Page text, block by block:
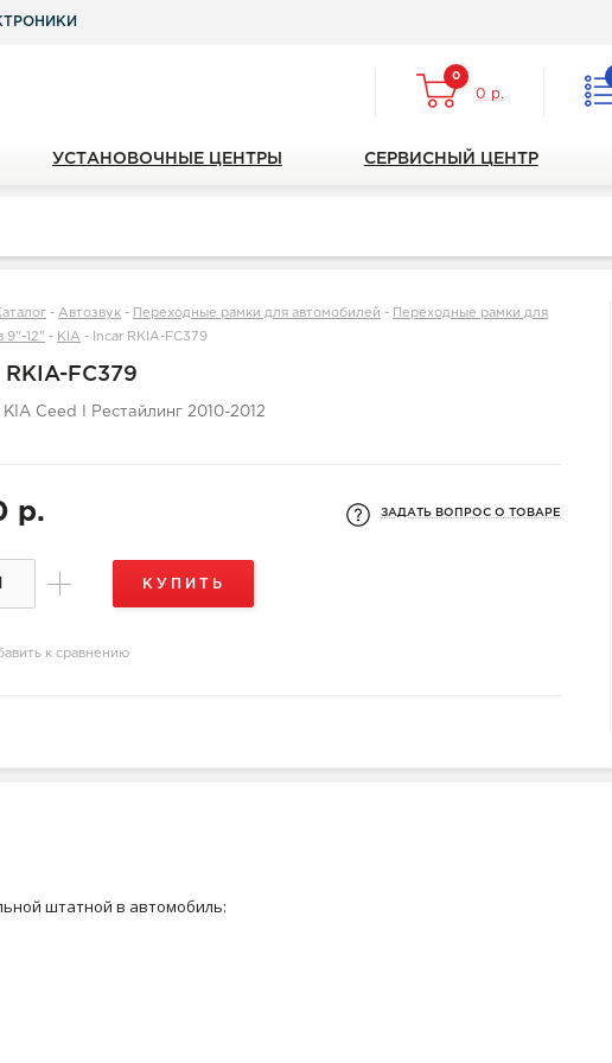
0
0 р.
УСТАНОВОЧНЫЕ ЦЕНТРЫ СЕРВИСНЫЙ ЦЕНТР
-Автозвук - Переходные рамки для автомобилей -
Переходные рамки для
9"-12" - KIA - Incar RKIA-FC379
RKIA-FC379
Ceed I Рестайлинг 2010-2012
р. ЗАДАТЬ ВОПРОС О ТОВАРЕ
КУПИТЬ
к сравнению
штатной в автомобиль: